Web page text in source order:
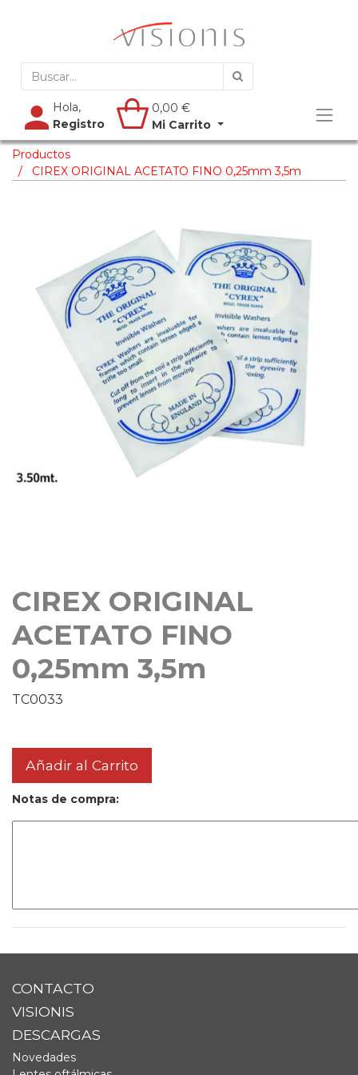
Hola,
Registro
0,00 €
Mi Carrito
Productos
CIREX ORIGINAL ACETATO FINO 0,25mm 3,5m
CIREX ORIGINAL
ACETATO FINO
0,25mm 3,5m
TC0033
Añadir al Carrito
Notas de compra:
CONTACTO
VISIONIS
DESCARGAS
Novedades